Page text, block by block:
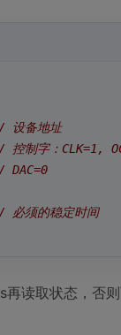
设备地址
控制字：CLK=1,
DAC=0
必须的稳定时间
读取状态，否